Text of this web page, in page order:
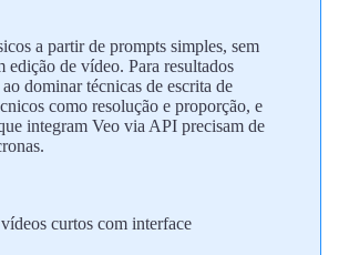
a partir de prompts simples, sem
edição de vídeo. Para resultados
dominar técnicas de escrita de
como resolução e proporção, e
integram Veo via API precisam de
curtos com interface